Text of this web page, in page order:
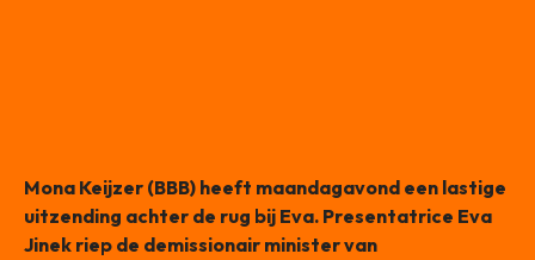
Mona Keijzer (BBB) heeft maandagavond een lastige
uitzending achter de rug bij Eva. Presentatrice Eva
Jinek riep de demissionair minister van